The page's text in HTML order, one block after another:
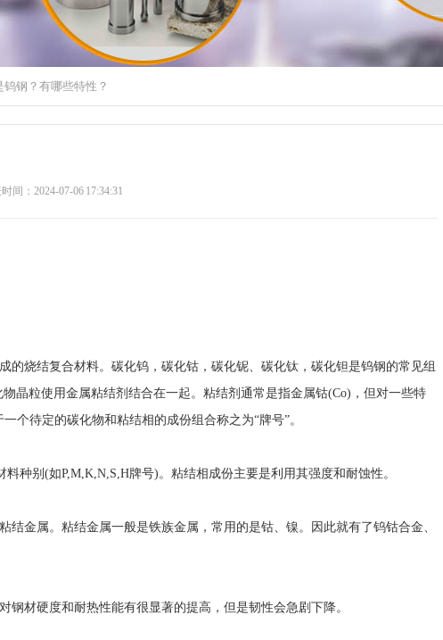
钨钢？有哪些特性？
间：2024-07-06 17:34:31
烧结复合材料。碳化钨，碳化钴，碳化铌、碳化钛，碳化钽是钨钢的常见组
晶粒使用金属粘结剂结合在一起。粘结剂通常是指金属钴(Co)，但对一些特
个待定的碳化物和粘结相的成份组合称之为“牌号”。
别(如P,M,K,N,S,H牌号)。粘结相成份主要是利用其强度和耐蚀性。
金属。粘结金属一般是铁族金属，常用的是钴、镍。因此就有了钨钴合金、
材硬度和耐热性能有很显著的提高，但是韧性会急剧下降。